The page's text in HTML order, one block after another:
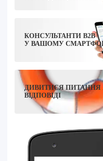
КОНСУЛЬТАНТИ B2B
У ВАШОМУ
ДИВИТИСЯ ПИТАННЯ
ВІДПОВІДІ